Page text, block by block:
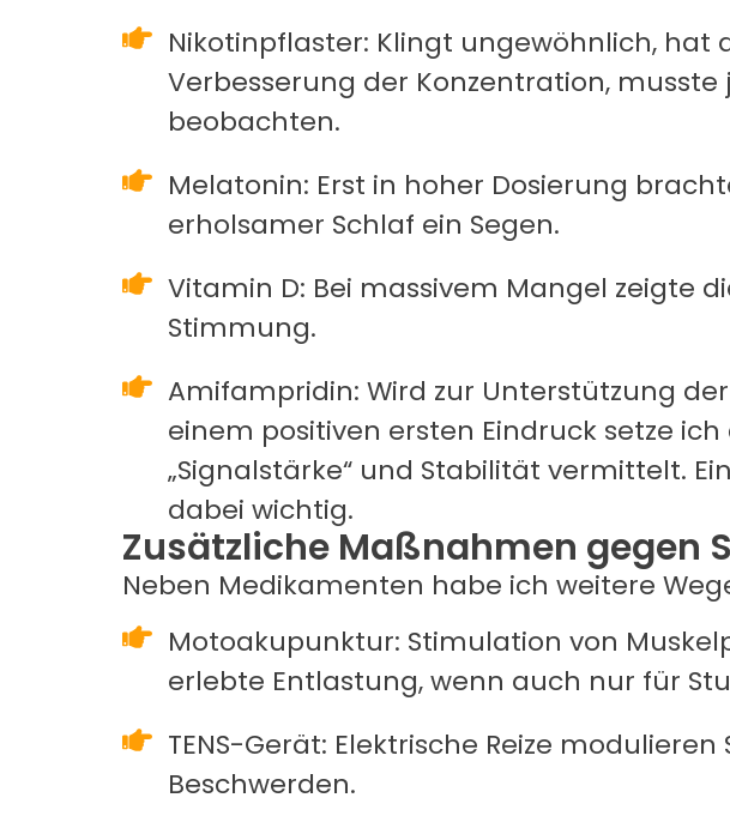
Nikotinpflaster: Klingt ungewöhnlich,
Verbesserung der Konzentration,
beobachten.
Melatonin: Erst in hoher Dosierung
erholsamer Schlaf ein Segen.
Vitamin D: Bei massivem Mangel zeigte
Stimmung.
Amifampridin: Wird zur Unterstützung
einem positiven ersten Eindruck setze
„Signalstärke“ und Stabilität vermittelt.
dabei wichtig.
Zusätzliche Maßnahmen gegen
Neben Medikamenten habe ich weitere
Motoakupunktur: Stimulation von
erlebte Entlastung, wenn auch nur für
TENS-Gerät: Elektrische Reize
Beschwerden.